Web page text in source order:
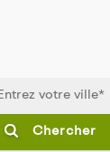
Chercher